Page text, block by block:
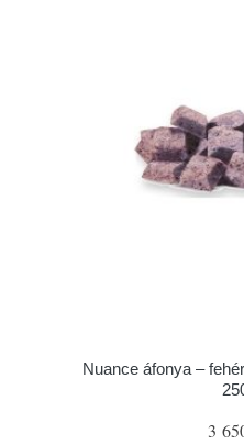
Nuance áfonya –
3